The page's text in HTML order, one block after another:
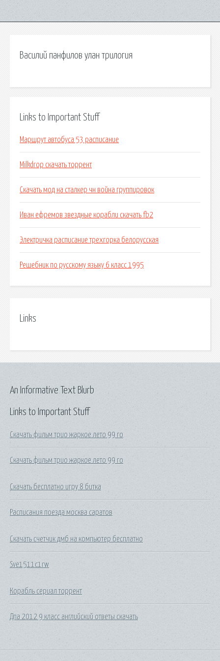
Василий панфилов улан трилогия
Links to Important Stuff
Маршрут автобуса 53 расписание
Milkdrop скачать торрент
Скачать мод на сталкер чн война группировок
Иван ефремов звездные корабли скачать fb2
Электричка расписание трехгорка белорусская
Решебник по русскому языку 6 класс 1995
Links
Links to Important Stuff
Скачать фильм трио жаркое лето 99 го
Скачать фильм трио жаркое лето 99 го
Скачать бесплатно игру 8 битка
Расписания поезда москва саратов
Скачать счетчик дмб на компьютер бесплатно
Sve1511c1rw
Корабль сериал торрент
Дпа 2012 9 класс английский ответы скачать
An Informative Text Blurb